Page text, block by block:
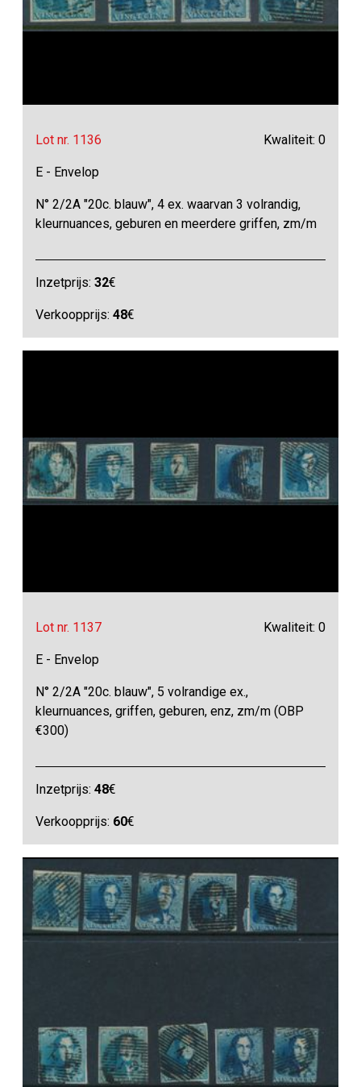
Lot nr. 1136 Kwaliteit: 0
E - Envelop
N° 2/2A "20c. blauw", 4 ex. waarvan 3 volrandig,
kleurnuances, geburen en meerdere griffen, zm/m
Inzetprijs:32€
Verkoopprijs:48€
Lot nr. 1137 Kwaliteit: 0
E - Envelop
N° 2/2A "20c. blauw", 5 volrandige ex.,
kleurnuances, griffen, geburen, enz, zm/m (OBP
€300)
Inzetprijs:48€
Verkoopprijs: 60€